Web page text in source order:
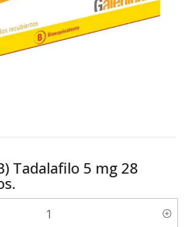
Tadalafilo 5 mg 28